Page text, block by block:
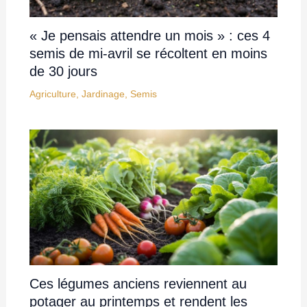
« Je pensais attendre un mois » : ces 4
semis de mi-avril se récoltent en moins
de 30 jours
Agriculture Jardinage Semis
Ces légumes anciens reviennent au
potager au printemps et rendent les